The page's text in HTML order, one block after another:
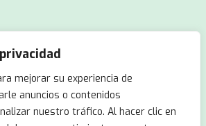
mejorar su experiencia de
anuncios o contenidos
nuestro tráfico. Al hacer clic en